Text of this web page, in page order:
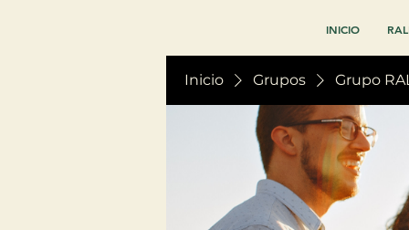
INICIO
Inicio Grupos Grupo